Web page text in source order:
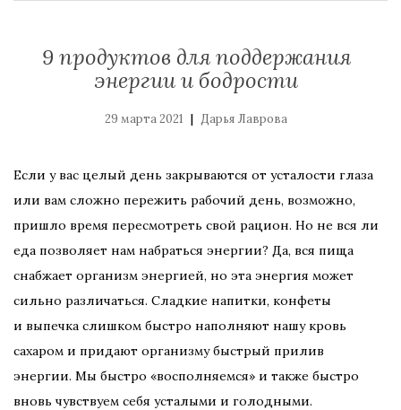
9 продуктов для поддержания
энергии и бодрости
29 марта 2021 | Дарья Лаврова
Если у вас целый день закрываются от усталости глаза
или вам сложно пережить рабочий день, возможно,
пришло время пересмотреть свой рацион. Но не вся ли
еда позволяет нам набраться энергии? Да, вся пища
снабжает организм энергией, но эта энергия может
сильно различаться. Сладкие напитки, конфеты
и выпечка слишком быстро наполняют нашу кровь
сахаром и придают организму быстрый прилив
энергии. Мы быстро «восполняемся» и также быстро
вновь чувствуем себя усталыми и голодными.